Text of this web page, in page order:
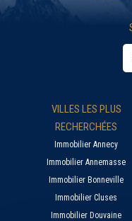
VILLES LES PLUS
RECHERCHÉES
Immobilier Annecy
Immobilier Annemasse
Immobilier Bonneville
Immobilier Cluses
Immobilier Douvaine